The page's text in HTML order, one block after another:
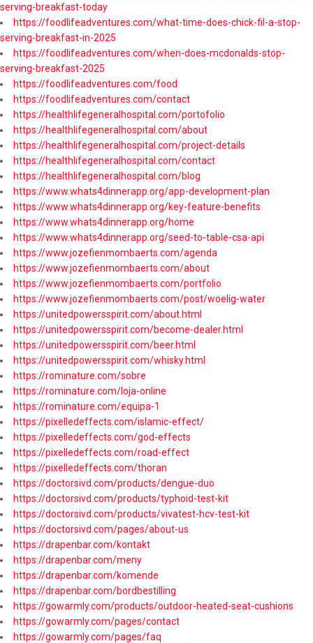
serving-breakfast-today
https://foodlifeadventures.com/what-time-does-chick-fil-a-stop-
serving-breakfast-in-2025
https://foodlifeadventures.com/when-does-mcdonalds-stop-
serving-breakfast-2025
https://foodlifeadventures.com/food
https://foodlifeadventures.com/contact
https://healthlifegeneralhospital.com/portofolio
https://healthlifegeneralhospital.com/about
https://healthlifegeneralhospital.com/project-details
https://healthlifegeneralhospital.com/contact
https://healthlifegeneralhospital.com/blog
https://www.whats4dinnerapp.org/app-development-plan
https://www.whats4dinnerapp.org/key-feature-benefits
https://www.whats4dinnerapp.org/home
https://www.whats4dinnerapp.org/seed-to-table-csa-api
https://www.jozefienmombaerts.com/agenda
https://www.jozefienmombaerts.com/about
https://www.jozefienmombaerts.com/portfolio
https://www.jozefienmombaerts.com/post/woelig-water
https://unitedpowersspirit.com/about.html
https://unitedpowersspirit.com/become-dealer.html
https://unitedpowersspirit.com/beer.html
https://unitedpowersspirit.com/whisky.html
https://rominature.com/sobre
https://rominature.com/loja-online
https://rominature.com/equipa-1
https://pixelledeffects.com/islamic-effect/
https://pixelledeffects.com/god-effects
https://pixelledeffects.com/road-effect
https://pixelledeffects.com/thoran
https://doctorsivd.com/products/dengue-duo
https://doctorsivd.com/products/typhoid-test-kit
https://doctorsivd.com/products/vivatest-hcv-test-kit
https://doctorsivd.com/pages/about-us
https://drapenbar.com/kontakt
https://drapenbar.com/meny
https://drapenbar.com/komende
https://drapenbar.com/bordbestilling
https://gowarmly.com/products/outdoor-heated-seat-cushions
https://gowarmly.com/pages/contact
https://gowarmly.com/pages/faq